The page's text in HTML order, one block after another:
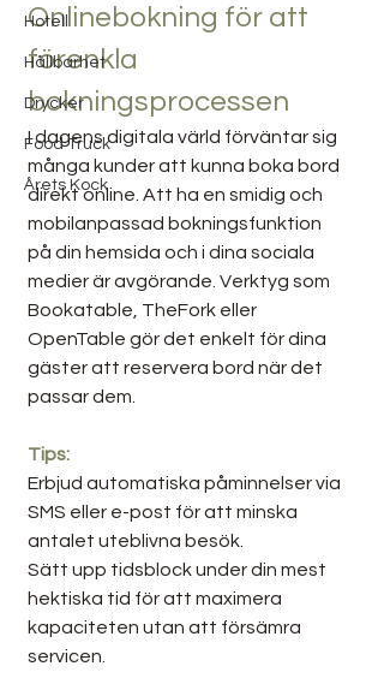
Hotell
Hållbarhet
Drycker
Food Truck
Årets Kock
Onlinebokning för att
förenkla
bokningsprocessen
I dagens digitala värld förväntar sig
många kunder att kunna boka bord
direkt online. Att ha en smidig och
mobilanpassad bokningsfunktion
på din hemsida och i dina sociala
medier är avgörande. Verktyg som
Bookatable, TheFork eller
OpenTable gör det enkelt för dina
gäster att reservera bord när det
passar dem.
Tips:
Erbjud automatiska påminnelser via
SMS eller e-post för att minska
antalet uteblivna besök.
Sätt upp tidsblock under din mest
hektiska tid för att maximera
kapaciteten utan att försämra
servicen.